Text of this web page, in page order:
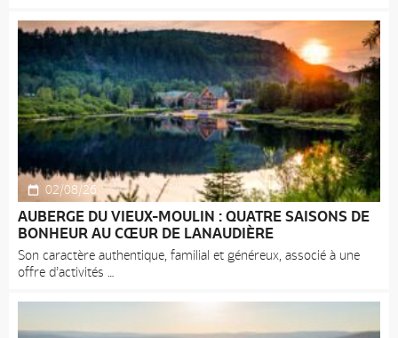
02/08/26
AUBERGE DU VIEUX-MOULIN : QUATRE SAISONS DE
BONHEUR AU CŒUR DE LANAUDIÈRE
Son caractère authentique, familial et généreux, associé à une
offre d’activités